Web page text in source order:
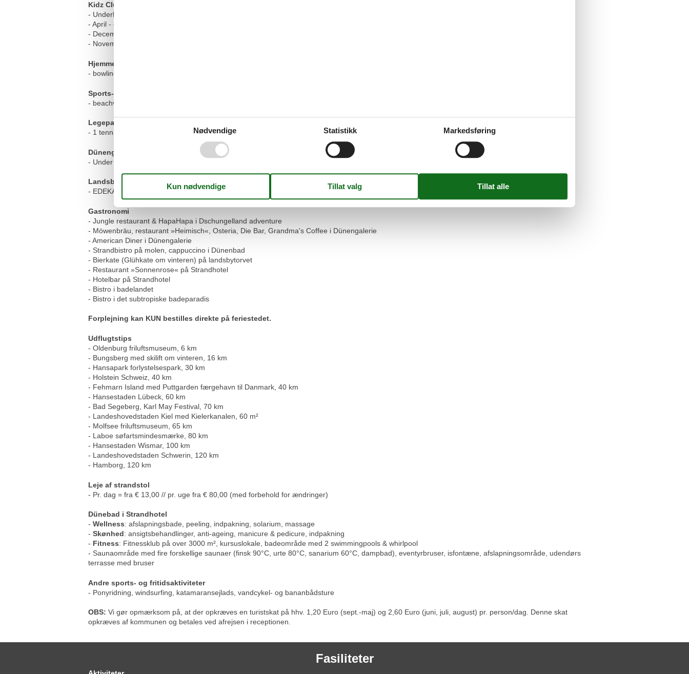
Kidz Club
- Underholdning året rundt (tilsyn fra 4 år mod betaling)
- April - oktober = dagligt 08.00 - 12.00 & 13.00 - 18.00
- December - januar = tirsdag - lørdag 08.00 - 12.00 & 13.00 - 17. 00
- November / februar / marts = dagligt 08.00 - 12.00 & 13.00 - 17.00
Hjemmespil
- bowling, keglespil, billard, spilleudstyr
Sports- og legepark
- beachvolley, streetball, petanque, bueskydning
Legeparadis
- 1 tennisbane, eventyrlegeplads, radiobiler, eventyrminigolfbane, cykel-, håndvogns- og kælkeudlejning
Dünengalerie
- Under glas, café, forskellige restauranter og fritidsfaciliteter
Landsbytorv
- EDEKA-supermarked, servicepunkt, feedbackpunkt, scene, hængekøjer, butik, kiosk, bageri, møntvaskeri, pengeautomat, legebåd, lys- og vandleg
Gastronomi
- Jungle restaurant & HapaHapa i Dschungelland adventure
- Möwenbräu, restaurant »Heimisch«, Osteria, Die Bar, Grandma's Coffee i Dünengalerie
- American Diner i Dünengalerie
- Strandbistro på molen, cappuccino i Dünenbad
- Bierkate (Glühkate om vinteren) på landsbytorvet
- Restaurant »Sonnenrose« på Strandhotel
- Hotelbar på Strandhotel
- Bistro i badelandet
- Bistro i det subtropiske badeparadis
Forplejning kan KUN bestilles direkte på feriestedet.
Udflugtstips
- Oldenburg friluftsmuseum, 6 km
- Bungsberg med skilift om vinteren, 16 km
- Hansapark forlystelsespark, 30 km
- Holstein Schweiz, 40 km
- Fehmarn Island med Puttgarden færgehavn til Danmark, 40 km
- Hansestaden Lübeck, 60 km
- Bad Segeberg, Karl May Festival, 70 km
- Landeshovedstaden Kiel med Kielerkanalen, 60 m²
- Molfsee friluftsmuseum, 65 km
- Laboe søfartsmindesmærke, 80 km
- Hansestaden Wismar, 100 km
- Landeshovedstaden Schwerin, 120 km
- Hamborg, 120 km
Leje af strandstol
- Pr. dag = fra € 13,00 // pr. uge fra € 80,00 (med forbehold for ændringer)
Dünebad i Strandhotel
- Wellness: afslapningsbade, peeling, indpakning, solarium, massage
- Skønhed: ansigtsbehandlinger, anti-ageing, manicure & pedicure, indpakning
- Fitness: Fitnessklub på over 3000 m², kursuslokale, badeområde med 2 swimmingpools & whirlpool
- Saunaområde med fire forskellige saunaer (finsk 90°C, urte 80°C, sanarium 60°C, dampbad), eventyrbruser, isfontæne, afslapningsområde, udendørs
terrasse med bruser
Andre sports- og fritidsaktiviteter
- Ponyridning, windsurfing, katamaransejlads, vandcykel- og bananbådsture
OBS: Vi gør opmærksom på, at der opkræves en turistskat på hhv. 1,20 Euro (sept.-maj) og 2,60 Euro (juni, juli, august) pr. person/dag. Denne skat
opkræves af kommunen og betales ved afrejsen i receptionen.
Fasiliteter
Nødvendige Statistikk Markedsføring